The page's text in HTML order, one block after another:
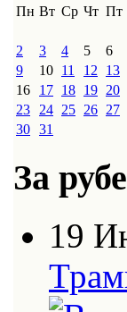
Пн Вт Ср Чт Пт
2
3 4 5 6
9
10 11 12 13
16
17 18 19 20
23
24 25 26 27
30 31
За
19